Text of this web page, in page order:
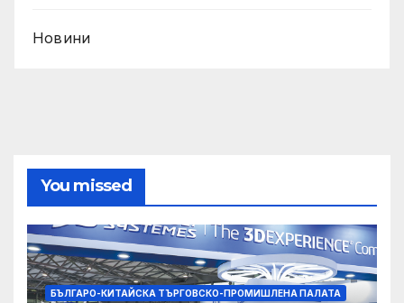
Новини
You missed
БЪЛГАРО-КИТАЙСКА ТЪРГОВСКО-ПРОМИШЛЕНА ПАЛАТА